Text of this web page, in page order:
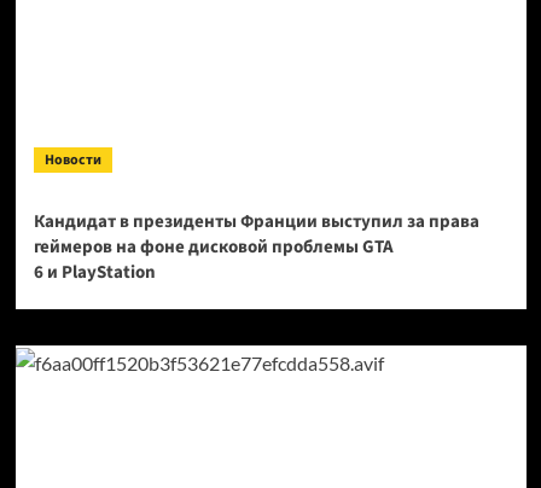
Новости
Кандидат в президенты Франции выступил за права
геймеров на фоне дисковой проблемы GTA
6 и PlayStation